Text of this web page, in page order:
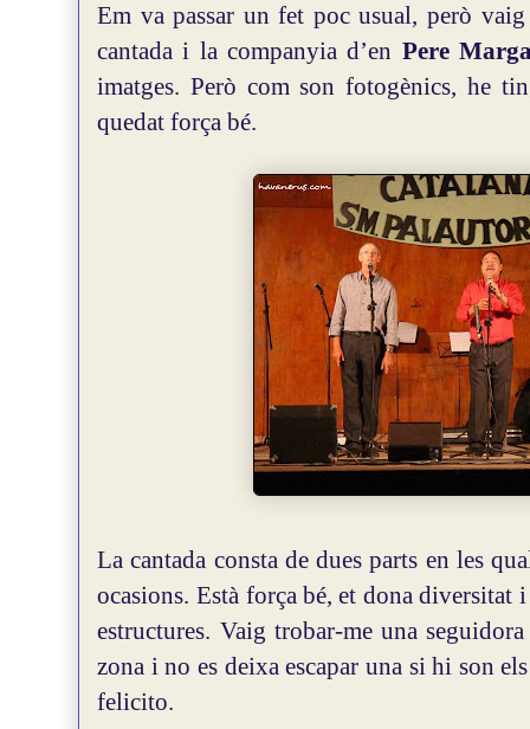
Em va passar un fet poc usual, però
cantada i la companyia d’en Pere
imatges. Però com son fotogènics, he
quedat força bé.
La cantada consta de dues parts en les
ocasions. Està força bé, et dona diversitat
estructures. Vaig trobar-me una
zona i no es deixa escapar una si hi son
felicito.